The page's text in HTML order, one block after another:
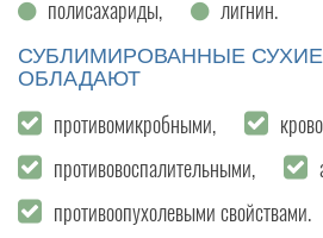
полисахариды,
лигнин.
СУБЛИМИРОВАННЫЕ
ОБЛАДАЮТ
противомикробными,
противовоспалительными,
противоопухолевыми свойствами.